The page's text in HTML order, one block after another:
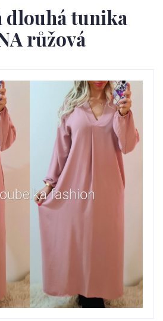
dlouhá tunika
růžová